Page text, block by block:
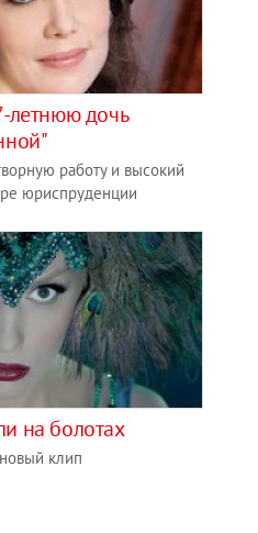
летнюю дочь
работу и высокий
юриспруденции
на болотах
клип